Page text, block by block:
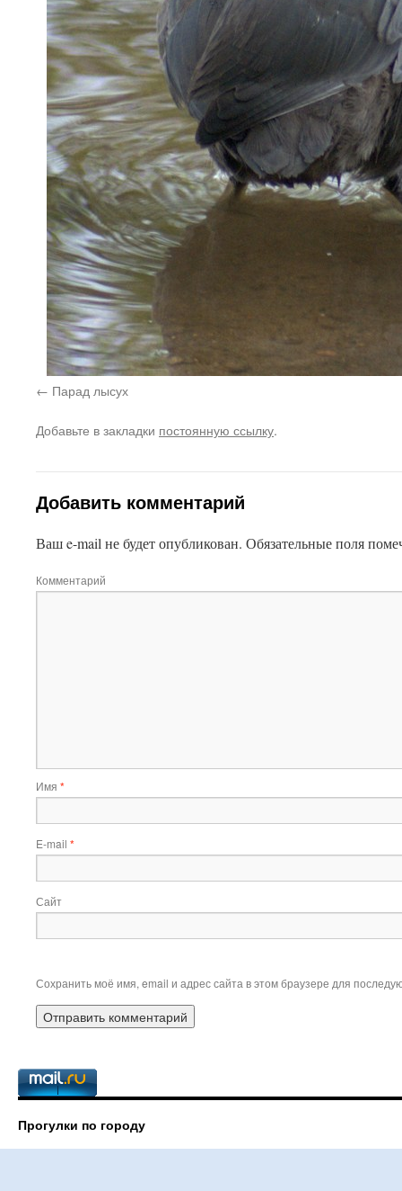
Парад лысух
Добавьте в закладки постоянную ссылку.
Добавить комментарий
Ваш e-mail не будет опубликован. Обязательные поля
Комментарий
Имя *
E-mail *
Сайт
Сохранить моё имя, email и адрес сайта в этом браузере для
Прогулки по городу